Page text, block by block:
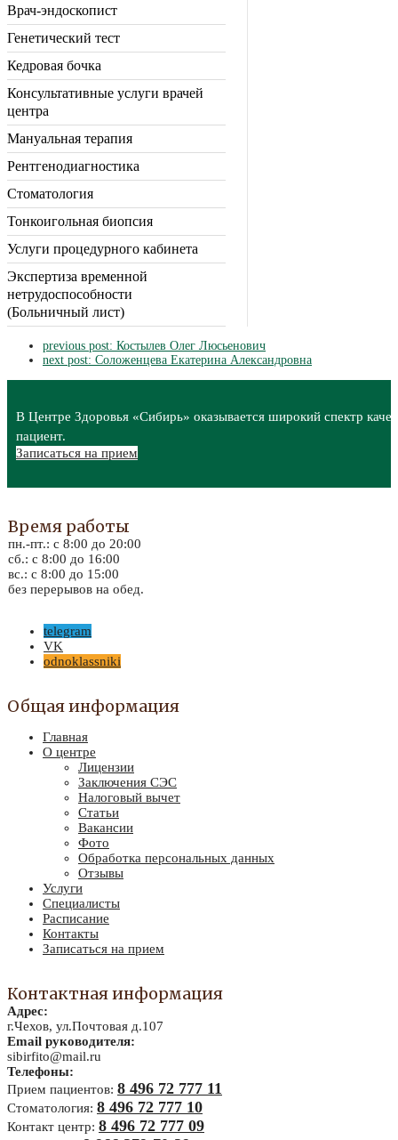
Врач-эндоскопист
Генетический тест
Кедровая бочка
Консультативные услуги врачей
центра
Мануальная терапия
Рентгенодиагностика
Стоматология
Тонкоигольная биопсия
Услуги процедурного кабинета
Экспертиза временной
нетрудоспособности
(Больничный лист)
previous post: Костылев Олег Люсьенович
next post: Соложенцева Екатерина Александровна
В Центре Здоровья «Сибирь» оказывается широкий спектр
пациент.
Записаться на прием
Время работы
пн.-пт.: с 8:00 до 20:00
сб.: с 8:00 до 16:00
вс.: с 8:00 до 15:00
без перерывов на обед.
telegram
VK
odnoklassniki
Общая информация
Главная
О центре
Лицензии
Заключения СЭС
Налоговый вычет
Статьи
Вакансии
Фото
Обработка персональных данных
Отзывы
Услуги
Специалисты
Расписание
Контакты
Записаться на прием
Контактная информация
Адрес:
г.Чехов, ул.Почтовая д.107
Email руководителя:
sibirfito@mail.ru
Телефоны:
Прием пациентов: 8 496 72 777 11
Стоматология: 8 496 72 777 10
Контакт центр: 8 496 72 777 09